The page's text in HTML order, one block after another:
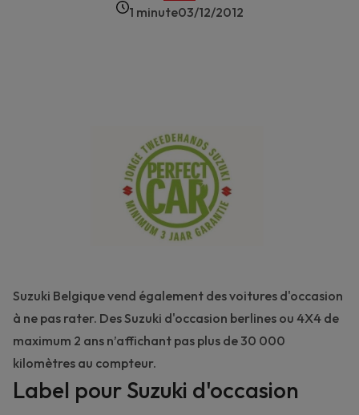
1 minute03/12/2012
Suzuki Belgique vend également des voitures d'occasion
à ne pas rater. Des Suzuki d'occasion berlines ou 4X4 de
maximum 2 ans n’affichant pas plus de 30 000
kilomètres au compteur.
Label pour Suzuki d'occasion